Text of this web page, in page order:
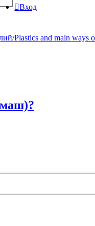
Вход
Plastics and main ways